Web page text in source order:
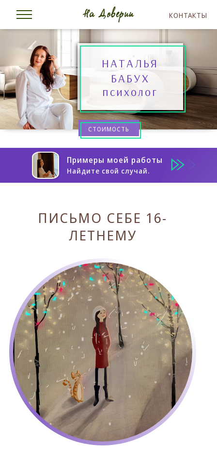
КОНТАКТЫ
НАТАЛЬЯ
БАБУХ
психолог
СТОИМОСТЬ
Примеры моей работы
Найдите свой случай.
ПИСЬМО СЕБЕ 16-
ЛЕТНЕМУ